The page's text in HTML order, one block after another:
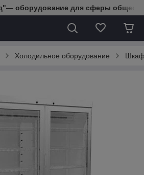
оборудование для сферы
Холодильное оборудование